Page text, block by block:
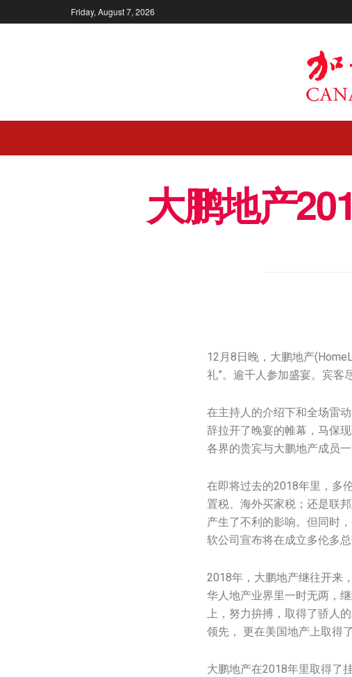
Friday, August 7, 2026
大鹏地产
12月8日晚，大鹏地产
礼”。逾千人参加盛宴。宾客
在主持人的介绍下和全场雷
辞拉开了晚宴的帷幕，马保
各界的贵宾与大鹏地产成员
在即将过去的2018年里，多
置税、海外买家税；还是联
产生了不利的影响。但同时
软公司宣布将在成立多伦多
2018年，大鹏地产继往开来
华人地产业界里一时无两，
上，努力拚搏，取得了骄人
领先， 更在美国地产上取得
大鹏地产在2018年里取得了